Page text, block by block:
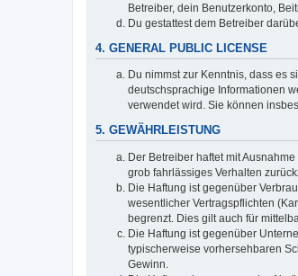
Betreiber, dein Benutzerkonto,
Du gestattest dem Betreiber
4. GENERAL PUBLIC LICENSE
Du nimmst zur Kenntnis, dass es
deutschsprachige Informationen
verwendet wird. Sie können
5. GEWÄHRLEISTUNG
Der Betreiber haftet mit
grob fahrlässiges Verhalten
Die Haftung ist gegenüber
wesentlicher Vertragspflichten
begrenzt. Dies gilt auch für
Die Haftung ist gegenüber
typischerweise vorhersehbaren
Gewinn.